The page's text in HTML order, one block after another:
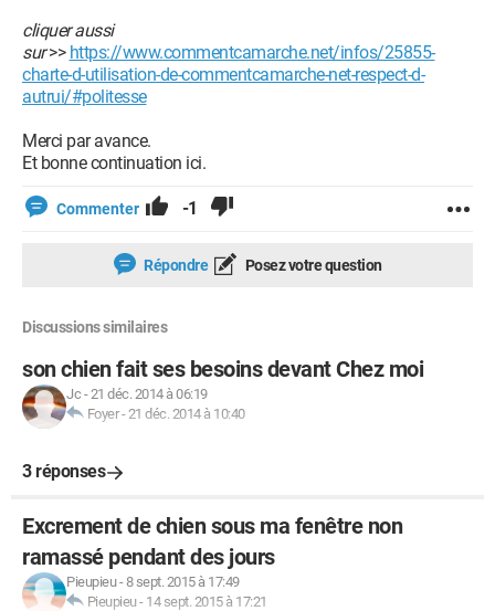
cliquer aussi
sur>> https://www.commentcamarche.net/infos/25855-
charte-d-utilisation-de-commentcamarche-net-respect-d-
autrui/#politesse
Merci par avance.
Et bonne continuation ici.
Commenter -1
Répondre Posez votre question
Discussions similaires
son chien fait ses besoins devant Chez moi
Jc -21 déc. 2014 à 06:19
Foyer-21 déc. 2014 à 10:40
3 réponses
Excrement de chien sous ma fenêtre non
ramassé pendant des jours
Pieupieu-8 sept. 2015 à 17:49
Pieupieu- 14 sept. 2015 à 17:21